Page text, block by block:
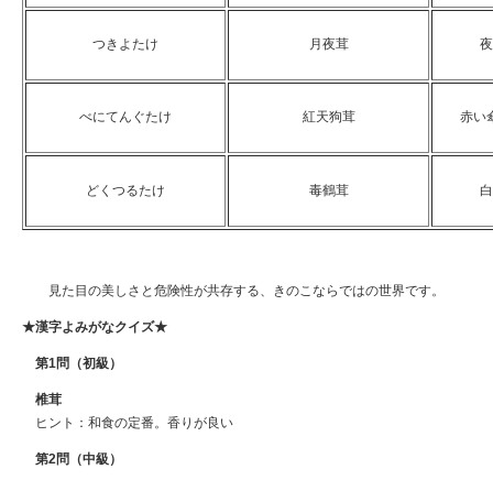
つきよたけ 月夜茸
べにてんぐたけ 紅天狗茸 赤い
どくつるたけ 毒鶴茸
見た目の美しさと危険性が共存する、きのこならではの世界です。
★漢字よみがなクイズ★
第1問（初級）
椎茸
ヒント：和食の定番。香りが良い
第2問（中級）